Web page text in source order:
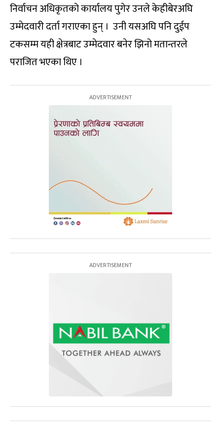
निर्वाचन अधिकृतको कार्यालय पुगेर उनले केहीबेरअघि
उम्मेदवारी दर्ता गराएका हुन् । उनी यसअघि पनि दुईप
टकसम्म यही क्षेत्रबाट उम्मेदवार बनेर झिनो मतान्तरले
पराजित भएका थिए ।